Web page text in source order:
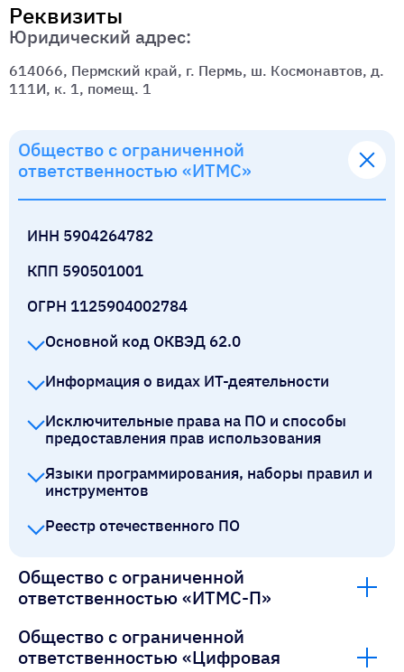
Реквизиты
Юридический адрес:
614066, Пермский край, г. Пермь, ш. Космонавтов, д.
111И, к. 1, помещ. 1
Общество с ограниченной
ответственностью «ИТМС»
ИНН 5904264782
КПП 590501001
ОГРН 1125904002784
Основной код ОКВЭД 62.0
Информация о видах ИТ-деятельности
Исключительные права на ПО и способы
предоставления прав использования
Языки программирования, наборы правил и
инструментов
Реестр отечественного ПО
Общество с ограниченной
ответственностью «ИТМС-П»
Общество с ограниченной
ответственностью «Цифровая